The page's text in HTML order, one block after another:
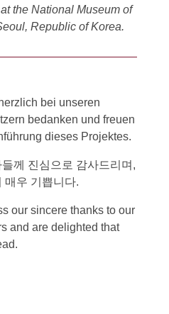
the National Museum of
Republic of Korea.
bei unseren
bedanken und freuen
dieses Projektes.
께 진심으로 감사드리며,
매우 기쁩니다.
our sincere thanks to our
and are delighted that